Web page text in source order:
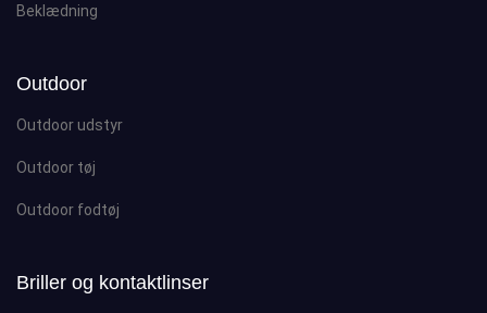
Beklædning
Outdoor
Outdoor udstyr
Outdoor tøj
Outdoor fodtøj
Briller og kontaktlinser